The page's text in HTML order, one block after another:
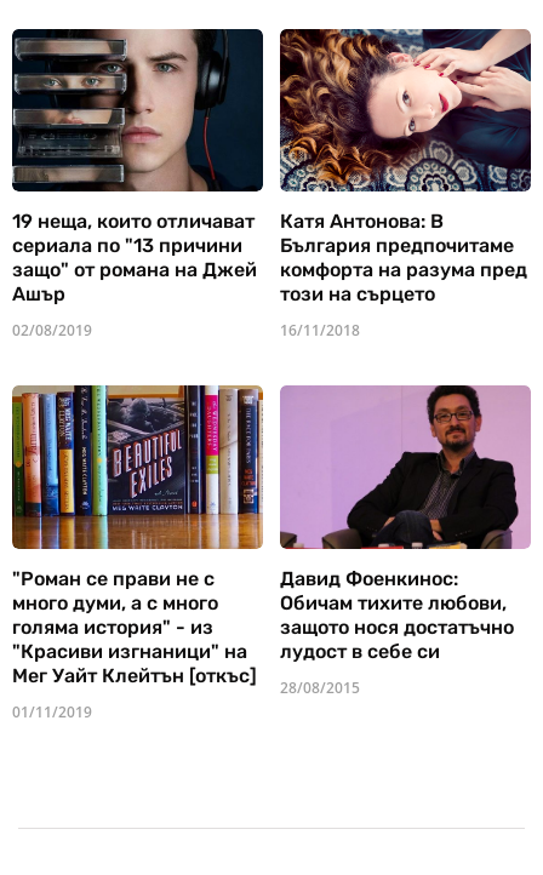
19 неща, които отличават
сериала по "13 причини
защо" от романа на Джей
Ашър
02/08/2019
Катя Антонова: В
България предпочитаме
комфорта на разума пред
този на сърцето
16/11/2018
"Роман се прави не с
много думи, а с много
голяма история" - из
"Красиви изгнаници" на
Мег Уайт Клейтън [откъс]
01/11/2019
Давид Фоенкинос:
Обичам тихите любови,
защото нося достатъчно
лудост в себе си
28/08/2015